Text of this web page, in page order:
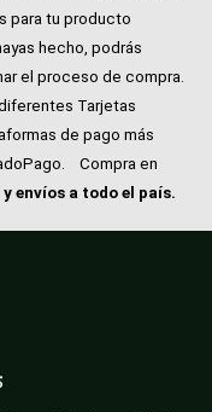
para tu producto
hecho, podrás
el proceso de compra.
Tarjetas
de pago más
Compra en
envíos a todo el país.